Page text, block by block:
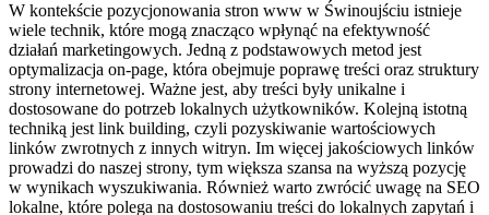
W kontekście pozycjonowania stron www w Świnoujściu istnieje
wiele technik, które mogą znacząco wpłynąć na efektywność
działań marketingowych. Jedną z podstawowych metod jest
optymalizacja on-page, która obejmuje poprawę treści oraz struktury
strony internetowej. Ważne jest, aby treści były unikalne i
dostosowane do potrzeb lokalnych użytkowników. Kolejną istotną
techniką jest link building, czyli pozyskiwanie wartościowych
linków zwrotnych z innych witryn. Im więcej jakościowych linków
prowadzi do naszej strony, tym większa szansa na wyższą pozycję
w wynikach wyszukiwania. Również warto zwrócić uwagę na SEO
lokalne, które polega na dostosowaniu treści do lokalnych zapytań i